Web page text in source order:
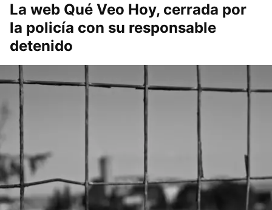
La web Qué Veo Hoy, cerrada por
la policía con su responsable
detenido